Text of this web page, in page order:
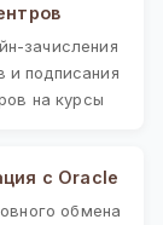
зачисления
и подписания
на курсы
с Oracle
обмена